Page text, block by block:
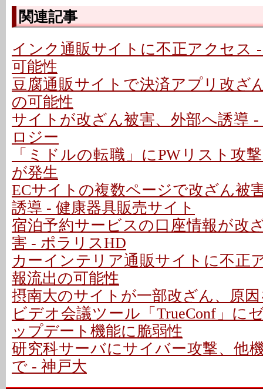
関連記事
インク通販サイトに不正アクセス
可能性
豆腐通販サイトで決済アプリ改ざ
の可能性
サイトが改ざん被害、外部へ誘導
ロジー
「ミドルの転職」にPWリスト攻
が発生
ECサイトの複数ページで改ざん被
誘導 - 健康器具販売サイト
宿泊予約サービスの口座情報が改
害 - ポラリスHD
カーインテリア通販サイトに不正
報流出の可能性
摂南大のサイトが一部改ざん、原
ビデオ会議ツール「TrueConf」に
ップデート機能に脆弱性
研究科サーバにサイバー攻撃、他
で - 神戸大